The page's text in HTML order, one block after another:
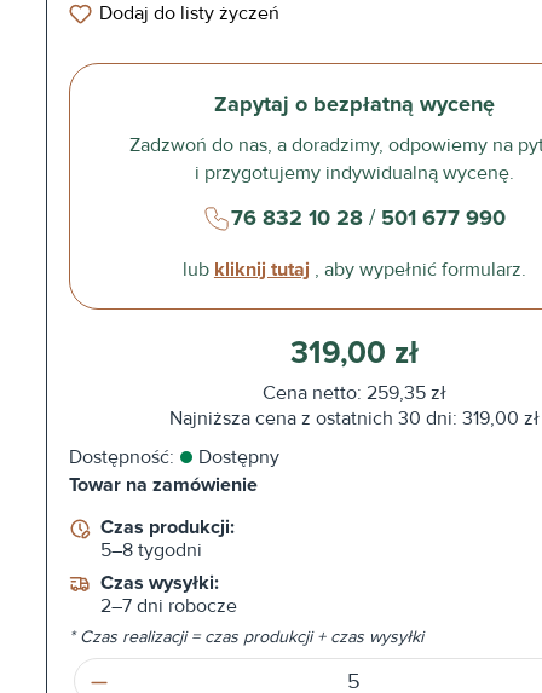
Dodaj do listy życzeń
Zapytaj o bezpłatną wycenę
Zadzwoń do nas, a doradzimy, odpowiemy na
i przygotujemy indywidualną wycenę.
76 832 10 28/ 501 677 990
lub kliknij tutaj , aby wypełnić formularz.
319,00 zł
Cena netto: 259,35 zł
Najniższa cena z ostatnich 30 dni: 319,00 zł
Dostępność:
Dostępny
Towar na zamówienie
Czas produkcji:
5–8 tygodni
Czas wysyłki:
2–7 dni robocze
* Czas realizacji = czas produkcji + czas wysyłki
Ilość produktu: Wprowadź żądaną